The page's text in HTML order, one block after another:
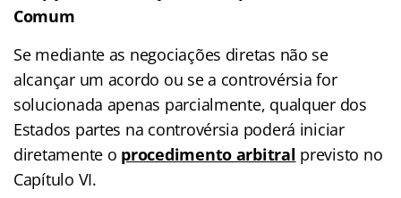
Comum
Se mediante as negociações diretas não se
alcançar um acordo ou se a controvérsia for
solucionada apenas parcialmente, qualquer dos
Estados partes na controvérsia poderá iniciar
diretamente o procedimento arbitral previsto no
Capítulo VI.